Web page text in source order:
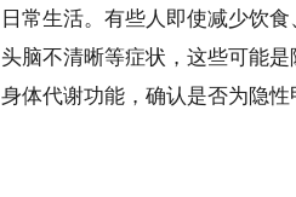
日常生活。有些人即使减少饮
头脑不清晰等症状，这些可能
身体代谢功能，确认是否为隐